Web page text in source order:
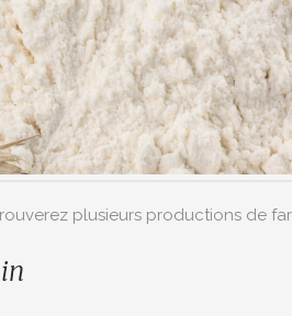
plusieurs productions de